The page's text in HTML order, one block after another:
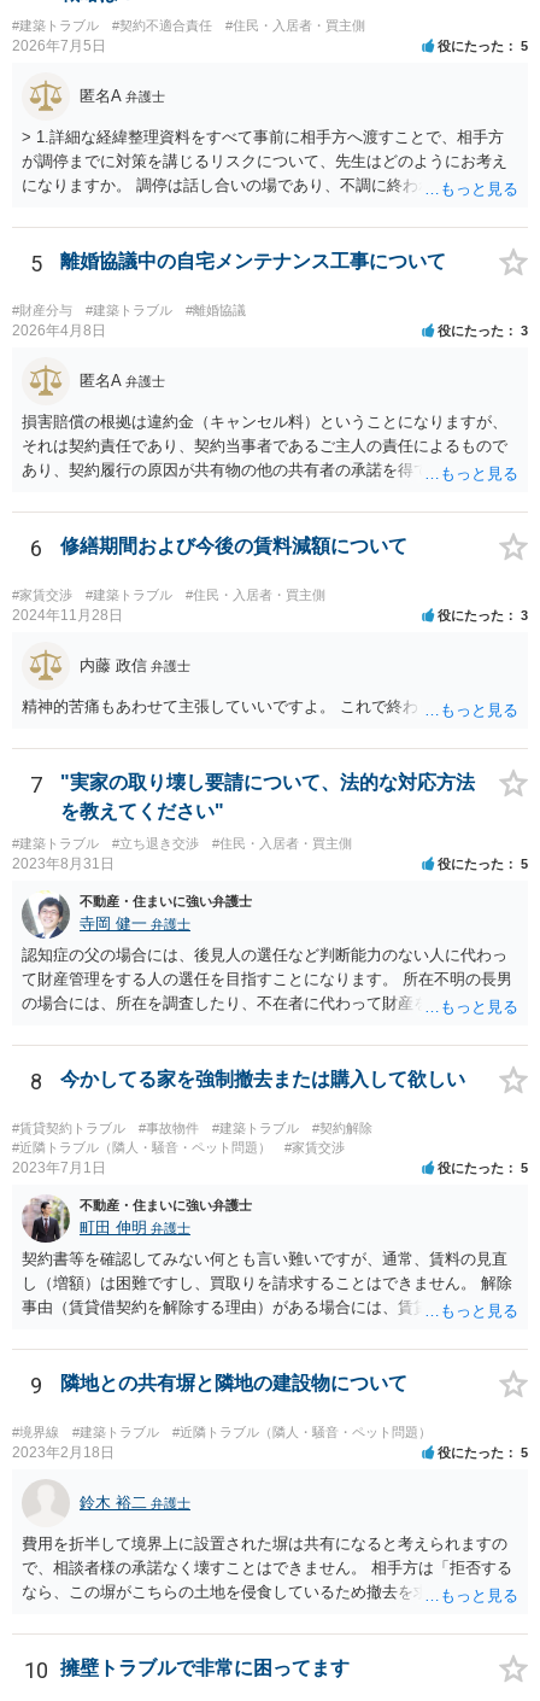
#建築トラブル #契約不適合責任 #住民・入居者・買主側
2026年7月5日 役にたった 5
匿名A 弁護士
> 1.詳細な経緯整理資料をすべて事前に相手方へ渡すことで、相手方
が調停までに対策を講じるリスクについて、先生はどのようにお考え
になりますか。 調停は話し合いの場であり、不調に終われば訴訟で解
いう姑息な手段は使えませんし、公平かつ納得のできる解決というの
は、当事者と裁判所が同じ主張と証拠関係を踏まえた上で初めて実現
できるものだと考えます。 > 2.また、開示する範囲や内容の見せ方に
ついて、何か工夫できる点があればご教示いただけますでしょうか。
弁護士によって考え方が異なるかもしれませんが、資料の一部を相手
にとって不利な事実が隠されているという推認を働かせることに繋が
るリスクがあります（もちろん、争点と全く無関係な部分をマスキン
グ等することはありますが、それは手続戦略とは別の問題です）。 裁
判所は公平な第三者であり、調停委員会に与える心証も考慮する必要
があります。手続を有利に進めたいのであれば、証拠の出し方より
回提出を予定している資料がどのようなものであるのか、争点とどの
て具体的なに採るべき手段は変わってくるため、上記はあくまで個別
事情を踏まえない一般論としてご理解いただき、本件でどのように対
ます。
5 離婚協議中の自宅メンテナンス工事について
#財産分与 #建築トラブル #離婚協議
2026年4月8日 役にたった 3
匿名A 弁護士
損害賠償の根拠は違約金（キャンセル料）ということになりますが、
それは契約責任であり、契約当事者であるご主人の責任によるもので
あり、契約履行の原因が共有物の他の共有者の承諾を得ていなかった
るべきものであり、奥さんが負担すべき債務ではありません。つまり
奥さんにメンテナンス工事契約を承諾しなければならない義務はあり
ません。 それでも請求をされましたら、個別の法律相談をされること
をお薦めします。
6 修繕期間および今後の賃料減額について
#家賃交渉 #建築トラブル #住民・入居者・買主側
2024年11月28日 役にたった 3
内藤 政信 弁護士
精神的苦痛もあわせて主張していいですよ。 これで終わります。
7
"実家の取り壊し要請について、法的な対応方法
を教えてください"
#建築トラブル #立ち退き交渉 #住民・入居者・買主側
2023年8月31日 役にたった 5
不動産・住まいに強い弁護士
寺岡 健一 弁護士
認知症の父の場合には、後見人の選任など判断能力のない人に代わっ
て財産管理をする人の選任を目指すことになります。 所在不明の長男
の場合には、所在を調査したり、不在者に代わって財産を管理する人
8 今かしてる家を強制撤去または購入して欲しい
#賃貸契約トラブル #事故物件 #建築トラブル
#契約解除
#近隣トラブル（隣人・騒音・ペット問題）
#家賃交渉
2023年7月1日 役にたった 5
不動産・住まいに強い弁護士
町田 伸明 弁護士
契約書等を確認してみない何とも言い難いですが、通常、賃料の見直
し（増額）は困難ですし、買取りを請求することはできません。 解除
事由（賃貸借契約を解除する理由）がある場合には、賃貸借契約を解
めることができる状況であれば、事実上、賃料の見直し（増額）や買
取りの交渉をすることもあり得るでしょう。 反対に、明け渡しを求め
ることが難しいのであれば、賃料の見直し（増額）や買取りの交渉も
困難とならざるを得ないでしょう。 いずれにしても、（強制的な）明
け渡しなどの請求もお考えなのであれば、現況や契約書等の確認が不
可欠ですから、資料等一式を持参して弁護士にご相談された方がよい
かと思います。
9 隣地との共有塀と隣地の建設物について
#境界線 #建築トラブル #近隣トラブル（隣人・騒音・ペット問題）
2023年2月18日 役にたった 5
鈴木 裕二 弁護士
費用を折半して境界上に設置された塀は共有になると考えられますの
で、相談者様の承諾なく壊すことはできません。 相手方は「拒否する
なら、この塀がこちらの土地を侵食しているため撤去を求める手続き
ているわけですから、相談者様の同意なく塀の撤去を求めることは法
的には難しいように思われます。 また、「隣地（相談者様）の許可」
というのが何の許可を示しているのか判然としませんが、一般に、高
10 擁壁トラブルで非常に困ってます